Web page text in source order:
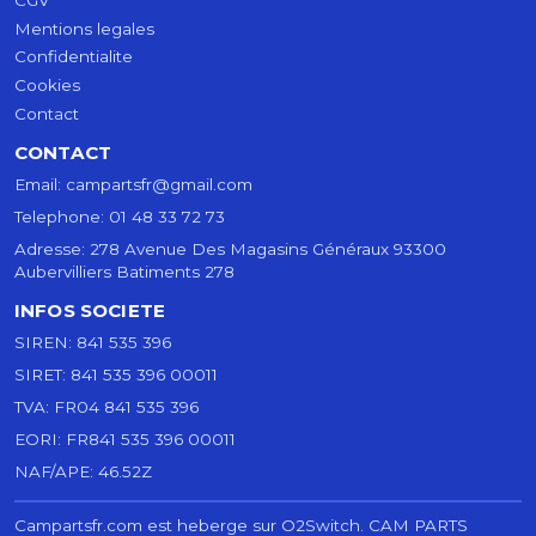
Mentions legales
Confidentialite
Cookies
Contact
CONTACT
Email: campartsfr@gmail.com
Telephone: 01 48 33 72 73
Adresse: 278 Avenue Des Magasins Généraux 93300
Aubervilliers Batiments 278
INFOS SOCIETE
SIREN: 841 535 396
SIRET: 841 535 396 00011
TVA: FR04 841 535 396
EORI: FR841 535 396 00011
NAF/APE: 46.52Z
Campartsfr.com est heberge sur O2Switch. CAM PARTS